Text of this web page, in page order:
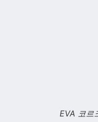
EVA 코르